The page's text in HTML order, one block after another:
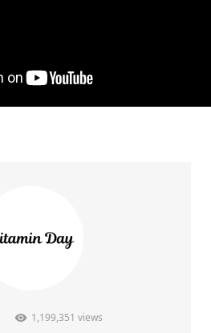
1,199,351 views